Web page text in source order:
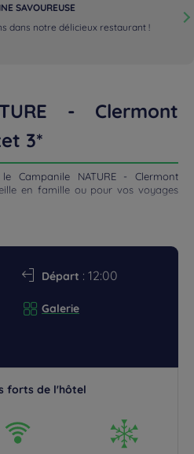
SAVOUREUSE
dans notre délicieux restaurant !
- Clermont
3*
Campanile NATURE - Clermont
en famille ou pour vos voyages
Départ : 12:00
Galerie
forts de l'hôtel